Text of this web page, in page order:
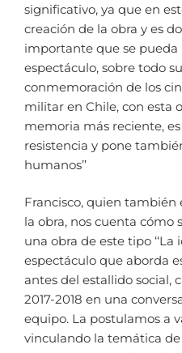
significativo, ya que en
creación de la obra y es
importante que se
espectáculo, sobre todo
conmemoración de los
militar en Chile, con esta
memoria más reciente,
resistencia y pone
humanos’’
Francisco, quien
la obra, nos cuenta cómo
una obra de este tipo
espectáculo que aborda
antes del estallido social,
2017-2018 en una
equipo. La postulamos a
vinculando la temática